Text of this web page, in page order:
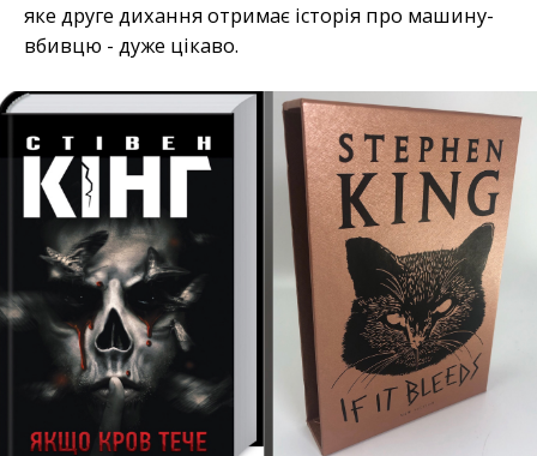
яке друге дихання отримає історія про машину-
вбивцю - дуже цікаво.